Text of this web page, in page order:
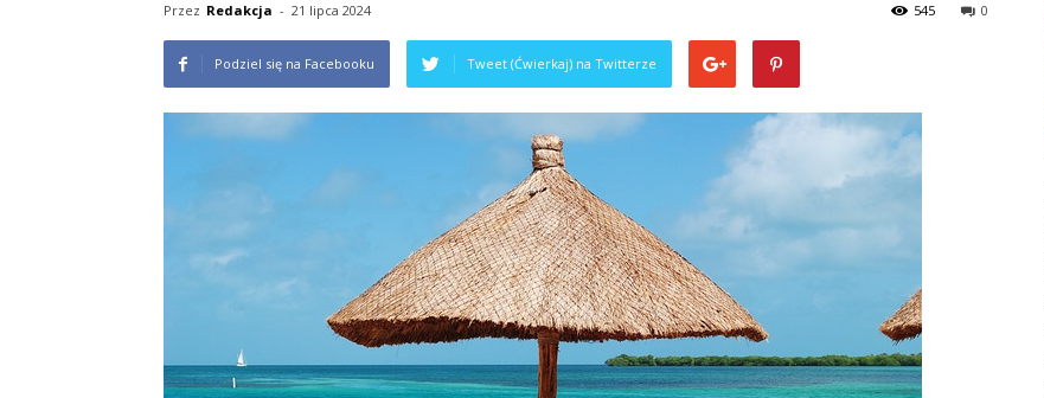
Przez Redakcja - 21 lipca 2024 0
545
Podziel się na Facebooku Tweet (Ćwierkaj) na Twitterze